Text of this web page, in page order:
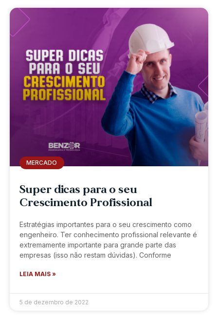
MERCADO
Super dicas para o seu
Crescimento Profissional
Estratégias importantes para o seu crescimento como
engenheiro. Ter conhecimento profissional relevante é
extremamente importante para grande parte das
empresas (isso não restam dúvidas). Conforme
LEIA MAIS »
5 de dezembro de 2022